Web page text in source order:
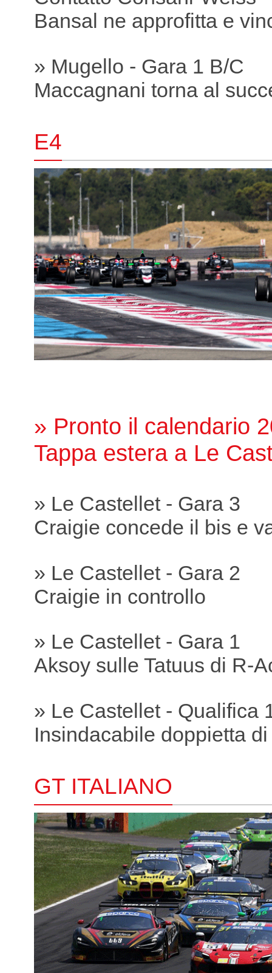
Bansal ne approfitta e
» Mugello - Gara 1 B/C
Maccagnani torna al
E4
» Pronto il calendario
Tappa estera a Le
» Le Castellet - Gara 3
Craigie concede il bis e
» Le Castellet - Gara 2
Craigie in controllo
» Le Castellet - Gara 1
Aksoy sulle Tatuus di R-
» Le Castellet - Qualifica
Insindacabile doppietta
GT ITALIANO